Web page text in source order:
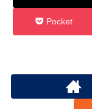
Pocket